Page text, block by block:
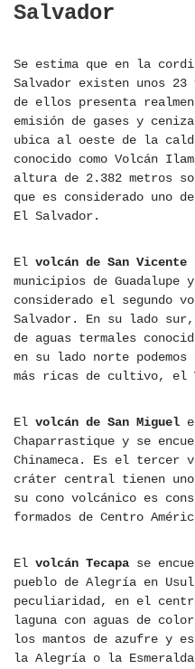
Salvador
Se estima que en la
Salvador existen unos
de ellos presenta
emisión de gases y
ubica al oeste de la
conocido como Volcán
altura de 2.382 metros
que es considerado uno
El Salvador.
El volcán de San Vicente
municipios de
considerado el segundo
Salvador. En su lado
de aguas termales
en su lado norte
más ricas de cultivo, el
El volcán de San Miguel
Chaparrastique y se
Chinameca. Es el tercer
cráter central tienen
su cono volcánico es
formados de Centro
El volcán Tecapa se
pueblo de Alegría en
peculiaridad, en el
laguna con aguas de
los mantos de azufre y
la Alegría o la